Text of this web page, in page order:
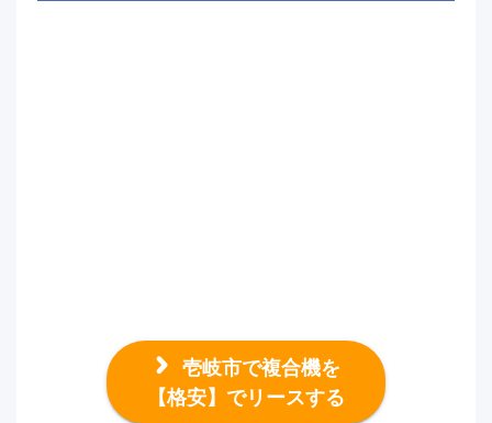
壱岐市で複合機を
【格安】でリースする